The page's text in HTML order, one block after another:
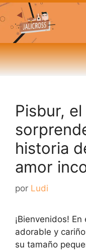
Pisbur,
historia
amor
por Ludi
¡Bienvenidos!
adorable y
su tamaño